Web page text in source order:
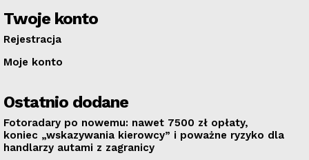
Twoje konto
Rejestracja
Moje konto
Ostatnio dodane
Fotoradary po nowemu: nawet 7500 zł opłaty,
koniec „wskazywania kierowcy” i poważne ryzyko dla
handlarzy autami z zagranicy